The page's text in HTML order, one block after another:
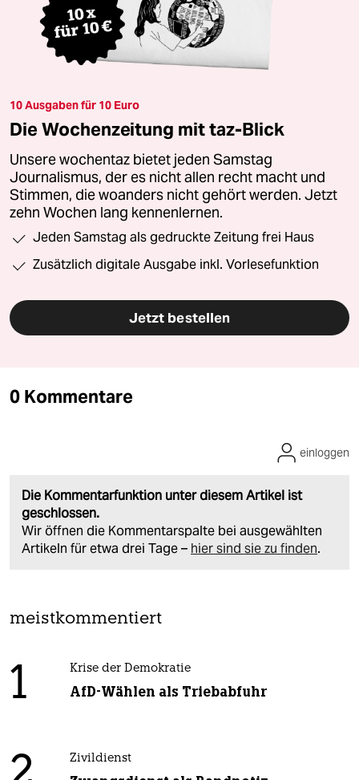
10 Ausgaben für 10 Euro
Die Wochenzeitung mit taz-Blick
Unsere wochentaz bietet jeden Samstag
Journalismus, der es nicht allen recht macht und
Stimmen, die woanders nicht gehört werden. Jetzt
zehn Wochen lang kennenlernen.
Jeden Samstag als gedruckte Zeitung frei Haus
Zusätzlich digitale Ausgabe inkl. Vorlesefunktion
Jetzt bestellen
0 Kommentare
Die Kommentarfunktion unter diesem Artikel ist
geschlossen.
Wir öffnen die Kommentarspalte bei ausgewählten
Artikeln für etwa drei Tage – hier sind sie zu finden.
einloggen
meistkommentiert
1 Krise der Demokratie
AfD-Wählen als Triebabfuhr
Zivildienst